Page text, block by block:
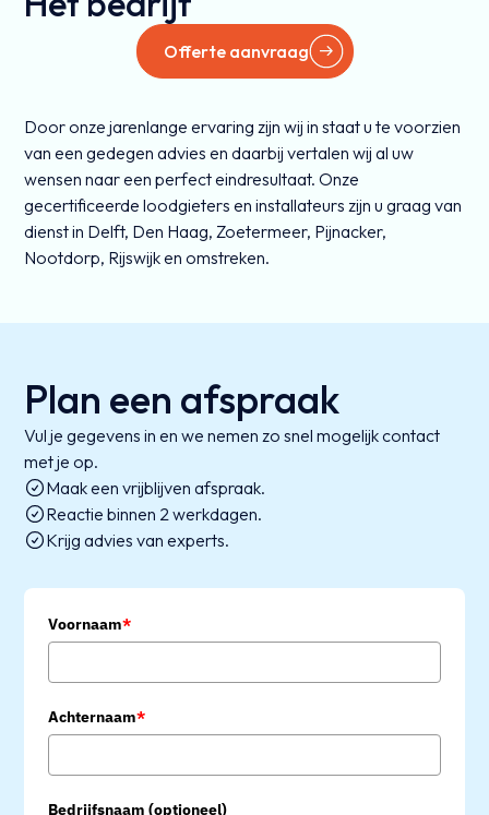
Offerte aanvraag
Door onze jarenlange ervaring zijn wij in staat u te voorzien
van een gedegen advies en daarbij vertalen wij al uw
wensen naar een perfect eindresultaat. Onze
gecertificeerde loodgieters en installateurs zijn u graag van
dienst in Delft, Den Haag, Zoetermeer, Pijnacker,
Nootdorp, Rijswijk en omstreken.
Plan een afspraak
Vul je gegevens in en we nemen zo snel mogelijk contact
met je op.
Maak een vrijblijven afspraak.
Reactie binnen 2 werkdagen.
Krijg advies van experts.
Voornaam*
Achternaam*
Bedrijfsnaam (optioneel)